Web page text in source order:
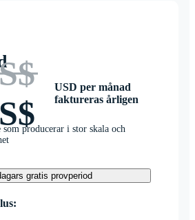
USD per månad
faktureras årligen
som producerar i stor skala och
gratis provperiod